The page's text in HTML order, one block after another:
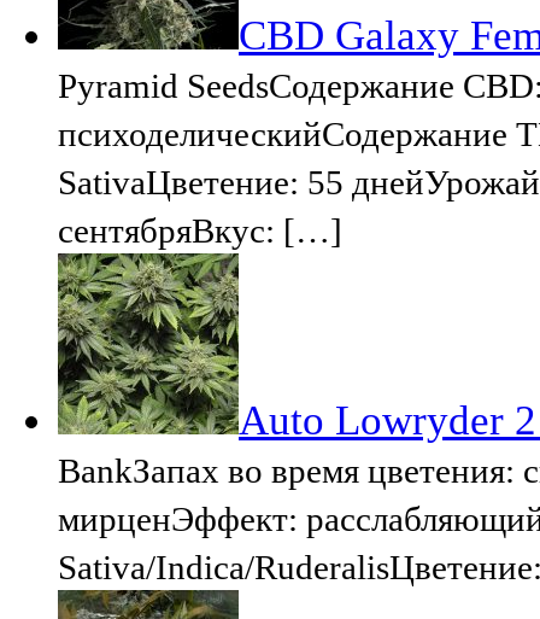
CBD Galaxy
Pyramid SeedsСодержание
психоделическийСодержание
SativaЦветение: 55
сентябряВкус: […]
Auto Lowryder
BankЗапах во время
мирценЭффект:
Sativa/Indica/